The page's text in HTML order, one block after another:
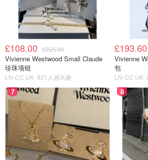
尽管有点小缺点，但总的来说还是对这
从双十一入手以来基本上每天都在用，
入豆浆机里，插上电，选择好预约，早
啦！每天早餐都有热豆浆可以喝，太幸
£108.00 £225.00
Vivienne Westwood Small Claude
珍珠项链
LN-CC UK 921人感兴趣
£193.60
Vivienne
包
LN-CC UK
7 8